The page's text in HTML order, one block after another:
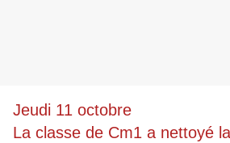
Jeudi 11 octobre
La classe de Cm1 a nettoyé